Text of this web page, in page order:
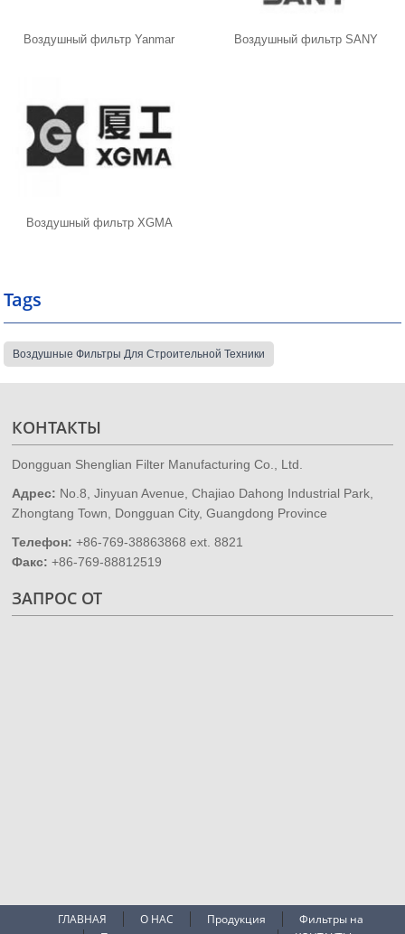
Воздушный фильтр Yanmar Воздушный фильтр SANY
Воздушный фильтр XGMA
Tags
Воздушные Фильтры Для Строительной Техники
КОНТАКТЫ
Dongguan Shenglian Filter Manufacturing Co., Ltd.
Адрес: No.8, Jinyuan Avenue, Chajiao Dahong Industrial Park,
Zhongtang Town, Dongguan City, Guangdong Province
Телефон: +86-769-38863868 ext. 8821
Факс: +86-769-88812519
ЗАПРОС ОТ
ГЛАВНАЯ О НАС Продукция
Фильтры на